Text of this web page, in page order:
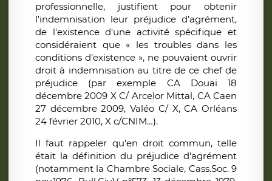
professionnelle, justifient pour obtenir
l'indemnisation leur préjudice d’agrément,
de l'existence d'une activité spécifique et
considéraient que « les troubles dans les
conditions d’existence », ne pouvaient ouvrir
droit à indemnisation au titre de ce chef de
préjudice (par exemple CA Douai 18
décembre 2009 X C/ Arcelor Mittal, CA Caen
27 décembre 2009, Valéo C/ X, CA Orléans
24 février 2010, X c/CNIM…).
Il faut rappeler qu'en droit commun, telle
était la définition du préjudice d'agrément
(notamment la Chambre Sociale, Cass.Soc. 9